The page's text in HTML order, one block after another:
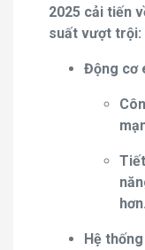
2025 cải tiến
suất vượt trội:
Động cơ
hơn.
Hệ